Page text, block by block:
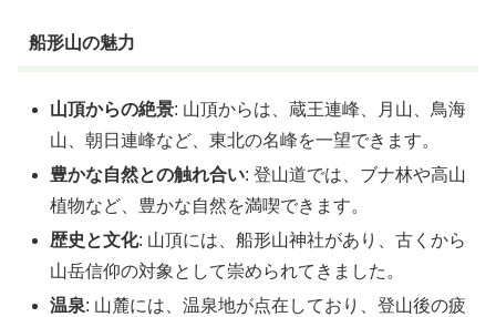
船形山の魅力
山頂からの絶景: 山頂からは、蔵王連峰、月山、鳥海
山、朝日連峰など、東北の名峰を一望できます。
豊かな自然との触れ合い: 登山道では、ブナ林や高山
植物など、豊かな自然を満喫できます。
歴史と文化: 山頂には、船形山神社があり、古くから
山岳信仰の対象として崇められてきました。
温泉: 山麓には、温泉地が点在しており、登山後の疲